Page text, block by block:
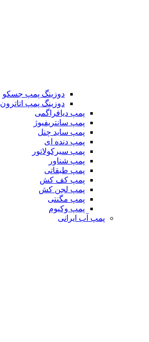
دوزینگ پمپ جسکو
دوزینگ پمپ اتاترون
پمپ دیافراگمی
پمپ سانتریفیوژ
پمپ ساید چنل
پمپ دنده ای
پمپ سیرکولاتور
پمپ شناور
پمپ طبقاتی
پمپ کف کش
پمپ لجن کش
پمپ مگنتی
پمپ وکیوم
پمپ آب ایرانی